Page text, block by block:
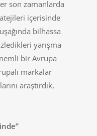
son zamanlarda
içerisinde
bilhassa
yarışma
bir Avrupa
markalar
araştırdık,